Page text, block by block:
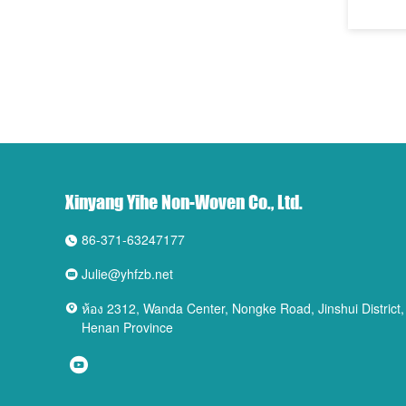
Xinyang Yihe Non-Woven Co., Ltd.
86-371-63247177
Julie@yhfzb.net
ห้อง 2312, Wanda Center, Nongke Road, Jinshui
Henan Province